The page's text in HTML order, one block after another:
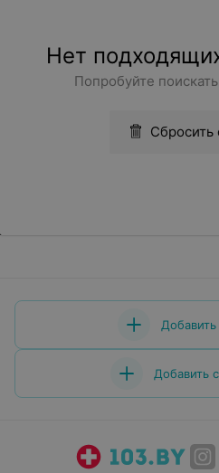
Нет
Попробуйте
Сбросить
Добавить